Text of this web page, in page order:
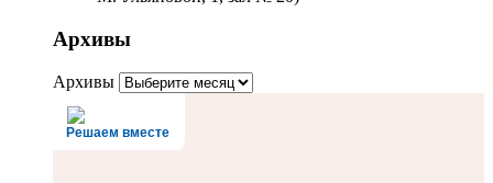
Архивы
Архивы
Решаем вместе